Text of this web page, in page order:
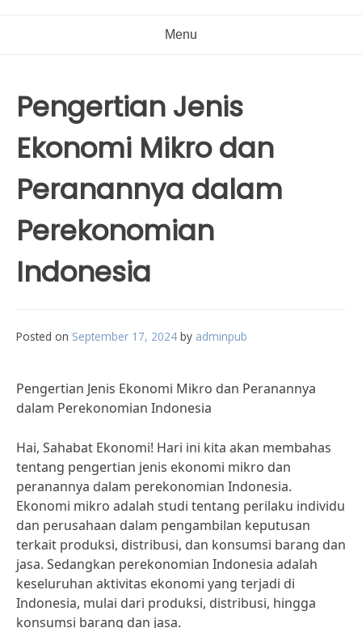
Menu
Pengertian Jenis
Ekonomi Mikro dan
Peranannya dalam
Perekonomian
Indonesia
Posted on September 17, 2024 by adminpub
Pengertian Jenis Ekonomi Mikro dan Peranannya
dalam Perekonomian Indonesia
Hai, Sahabat Ekonomi! Hari ini kita akan membahas
tentang pengertian jenis ekonomi mikro dan
peranannya dalam perekonomian Indonesia.
Ekonomi mikro adalah studi tentang perilaku individu
dan perusahaan dalam pengambilan keputusan
terkait produksi, distribusi, dan konsumsi barang dan
jasa. Sedangkan perekonomian Indonesia adalah
keseluruhan aktivitas ekonomi yang terjadi di
Indonesia, mulai dari produksi, distribusi, hingga
konsumsi barang dan jasa.